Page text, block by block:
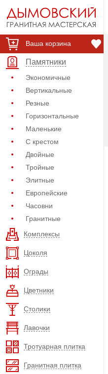
Ваша корзина
Памятники
Экономичные
Вертикальные
Резные
Горизонтальные
Маленькие
С крестом
Двойные
Тройные
Элитные
Европейские
Часовни
Гранитные
Комплексы
Цоколя
Ограды
Цветники
Столики
Лавочки
Тротуарная плитка
Гранитная плитка